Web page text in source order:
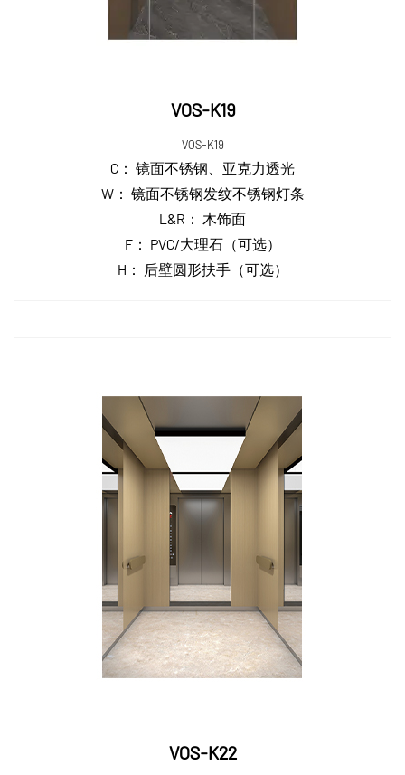
VOS-K19
VOS-K19
C： 镜面不锈钢、亚克力透光
W： 镜面不锈钢发纹不锈钢灯条
L&R： 木饰面
F： PVC/大理石（可选）
H：
后壁圆形扶手（可选）
VOS-K22